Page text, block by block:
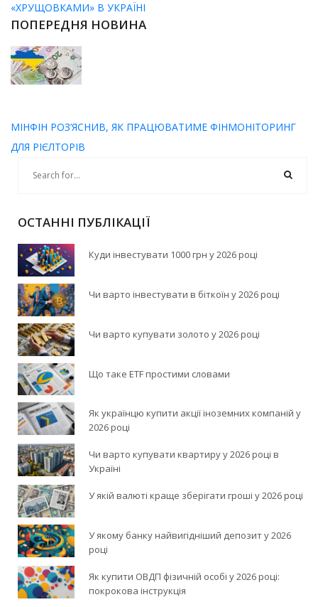
«ХРУЩОВКАМИ» В УКРАЇНІ
ПОПЕРЕДНЯ НОВИНА
МІНФІН РОЗ’ЯСНИВ, ЯК ПРАЦЮВАТИМЕ ФІНМОНІТОРИНГ
ДЛЯ РІЄЛТОРІВ
ОСТАННІ ПУБЛІКАЦІЇ
Куди інвестувати 1000 грн у 2026 році
Чи варто інвестувати в біткоїн у 2026 році
Чи варто купувати золото у 2026 році
Що таке ETF простими словами
Як українцю купити акції іноземних компаній у
2026 році
Чи варто купувати квартиру у 2026 році в
Україні
У якій валюті краще зберігати гроші у 2026 році
У якому банку найвигідніший депозит у 2026
році
Як купити ОВДП фізичній особі у 2026 році:
покрокова інструкція